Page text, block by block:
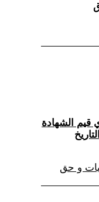
قيم الشهادة
و حق